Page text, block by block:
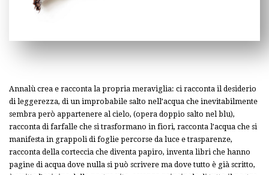
Annalù crea e racconta la propria meraviglia: ci racconta il desiderio
di leggerezza, di un improbabile salto nell’acqua che inevitabilmente
sembra però appartenere al cielo, (opera doppio salto nel blu),
racconta di farfalle che si trasformano in fiori, racconta l’acqua che si
manifesta in grappoli di foglie percorse da luce e trasparenze,
racconta della corteccia che diventa papiro, inventa libri che hanno
pagine di acqua dove nulla si può scrivere ma dove tutto è già scritto,